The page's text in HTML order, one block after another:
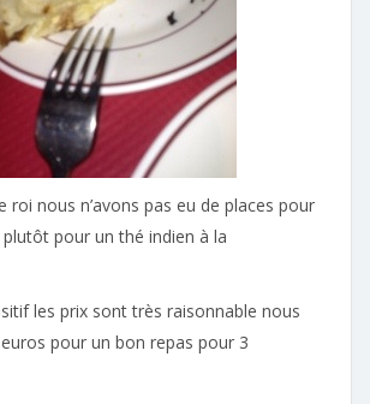
roi nous n’avons pas eu de places pour
pour un thé indien à la
les prix sont très raisonnable nous
pour un bon repas pour 3